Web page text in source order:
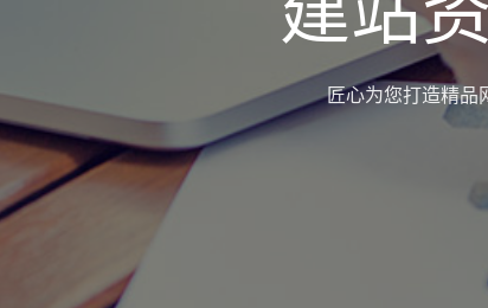
匠心为您打造精品